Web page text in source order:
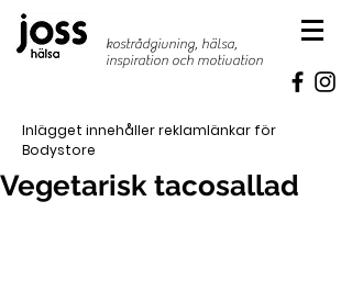
kostrådgivning, hälsa,
inspiration och motivation
Inlägget innehåller reklamlänkar för
Bodystore
Vegetarisk tacosallad